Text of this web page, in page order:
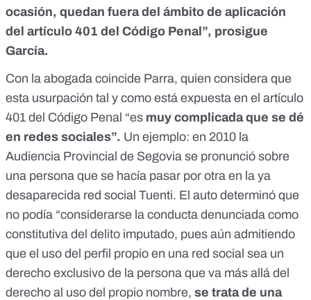
ocasión, quedan fuera del ámbito de aplicación
del artículo 401 del Código Penal”, prosigue
García.
Con la abogada coincide Parra, quien considera que
esta usurpación tal y como está expuesta en el artículo
401 del Código Penal “es muy complicada que se dé
en redes sociales”. Un ejemplo: en 2010 la
Audiencia Provincial de Segovia se pronunció sobre
una persona que se hacía pasar por otra en la ya
desaparecida red social Tuenti. El auto determinó que
no podía “considerarse la conducta denunciada como
constitutiva del delito imputado, pues aún admitiendo
que el uso del perfil propio en una red social sea un
derecho exclusivo de la persona que va más allá del
derecho al uso del propio nombre, se trata de una